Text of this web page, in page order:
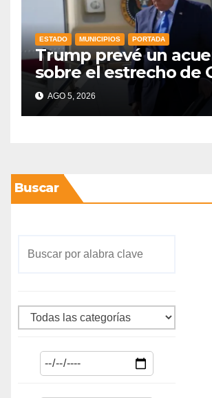
ESTADO MUNICIPIOS PORTADA
Trump prevé un
sobre el estrecho de
esta misma semana
AGO 5, 2026
Buscar